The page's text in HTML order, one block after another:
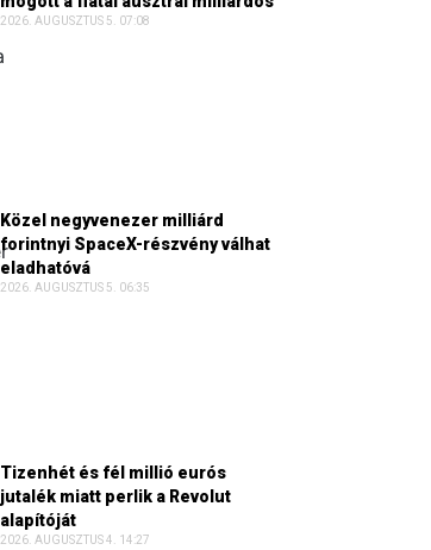
2026. AUGUSZTUS 5. 07:08
Közel negyvenezer milliárd
forintnyi SpaceX-részvény válhat
eladhatóvá
2026. AUGUSZTUS 5. 06:35
Tizenhét és fél millió eurós
jutalék miatt perlik a Revolut
alapítóját
2026. AUGUSZTUS 4. 14:27